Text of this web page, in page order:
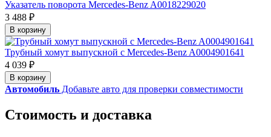
Указатель поворота Mercedes-Benz A0018229020
3 488 ₽
В корзину
Трубный хомут выпускной с Mercedes-Benz A0004901641
4 039 ₽
В корзину
Автомобиль Добавьте авто для проверки совместимости
Стоимость и доставка